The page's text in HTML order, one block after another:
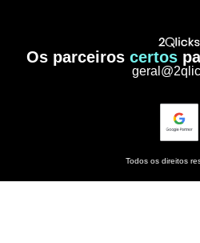
Os parceiros certos
Todos os direitos